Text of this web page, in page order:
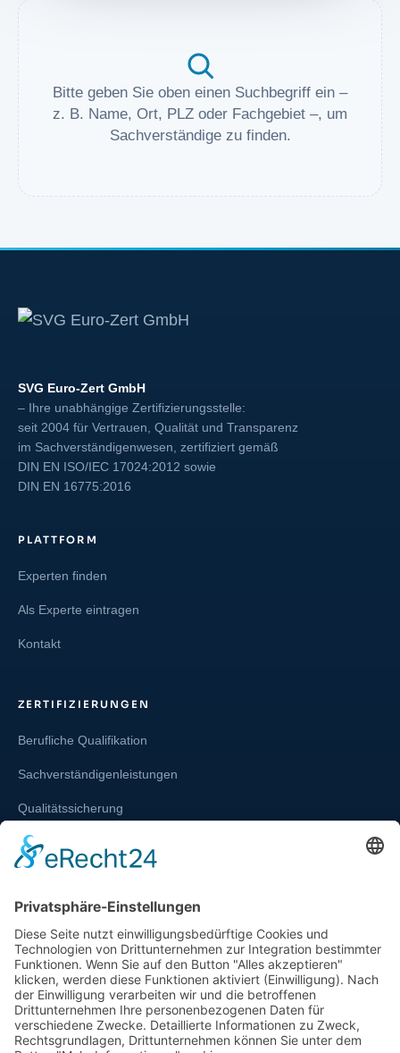
Bitte geben Sie oben einen Suchbegriff ein –
z. B. Name, Ort, PLZ oder Fachgebiet –, um
Sachverständige zu finden.
SVG Euro-Zert GmbH
– Ihre unabhängige Zertifizierungsstelle:
seit 2004 für Vertrauen, Qualität und Transparenz
im Sachverständigenwesen, zertifiziert gemäß
DIN EN ISO/IEC 17024:2012 sowie
DIN EN 16775:2016
PLATTFORM
Experten finden
Als Experte eintragen
Kontakt
ZERTIFIZIERUNGEN
Berufliche Qualifikation
Sachverständigenleistungen
Qualitätssicherung
Weiterbildung und Schulung
SERVICE & RECHT
Infos zur Unparteilichkeit
Kontakt
Beschwerdestelle